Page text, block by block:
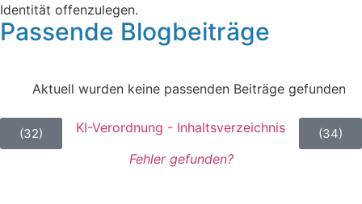
Identität offenzulegen.
Passende Blogbeiträge
Aktuell wurden keine passenden Beiträge gefunden
(32) KI-Verordnung - Inhaltsverzeichnis (34)
Fehler gefunden?